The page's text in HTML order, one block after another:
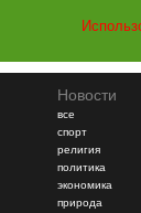
Новости
все
спорт
религия
политика
экономика
природа